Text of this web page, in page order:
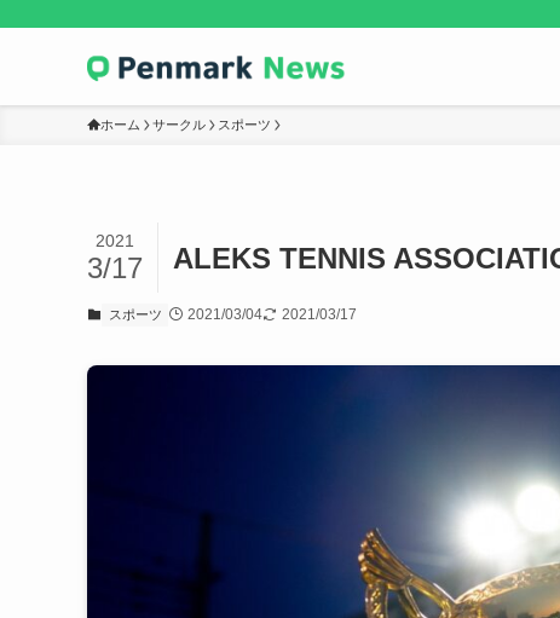
ホーム サークル スポーツ
ALEKS TENNIS
2021
3/17
スポーツ 2021/03/04 2021/03/17